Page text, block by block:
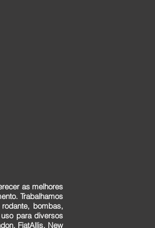
as melhores
Trabalhamos
bombas,
para diversos
FiatAllis, New